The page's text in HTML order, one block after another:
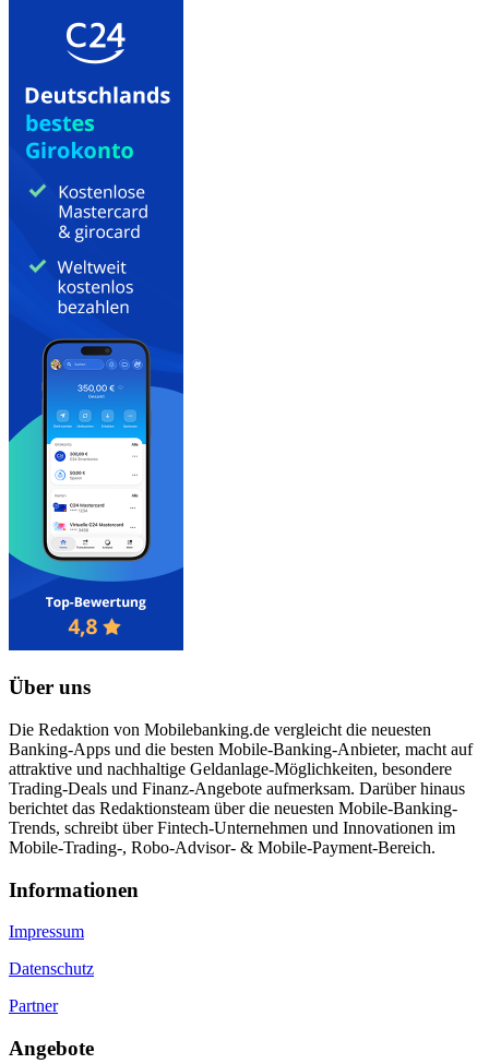
Über uns
Die Redaktion von Mobilebanking.de vergleicht die neuesten
Banking-Apps und die besten Mobile-Banking-Anbieter, macht auf
attraktive und nachhaltige Geldanlage-Möglichkeiten, besondere
Trading-Deals und Finanz-Angebote aufmerksam. Darüber hinaus
berichtet das Redaktionsteam über die neuesten Mobile-Banking-
Trends, schreibt über Fintech-Unternehmen und Innovationen im
Mobile-Trading-, Robo-Advisor- & Mobile-Payment-Bereich.
Informa­tionen
Impressum
Datenschutz
Partner
Angebote